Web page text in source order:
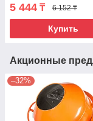
5 444 ₸ 6 152 ₸
Купить
Акционные
–32%